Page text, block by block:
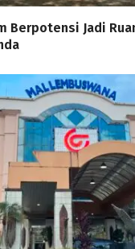
Berpotensi Jadi